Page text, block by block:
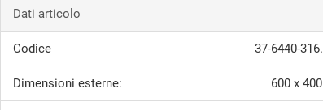
Dati articolo
Codice 37-6440-
Dimensioni esterne: 600 x